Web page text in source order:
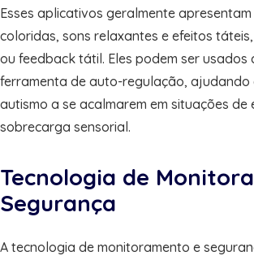
Esses aplicativos geralmente apresentam
coloridas, sons relaxantes e efeitos
ou feedback tátil. Eles podem ser usados
ferramenta de auto-regulação, ajudando
autismo a se acalmarem em situações de
sobrecarga sensorial.
Tecnologia de
Segurança
A tecnologia de monitoramento e